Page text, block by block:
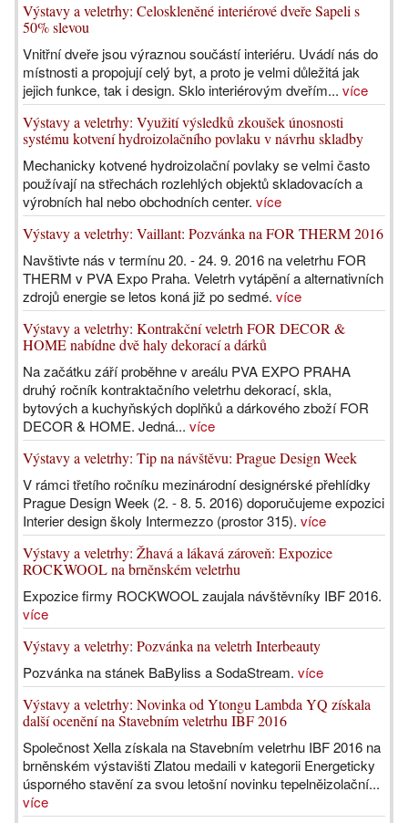
Výstavy a veletrhy: Celoskleněné interiérové dveře Sapeli s
50% slevou
Vnitřní dveře jsou výraznou součástí interiéru. Uvádí nás do
místnosti a propojují celý byt, a proto je velmi důležitá jak
jejich funkce, tak i design. Sklo interiérovým dveřím... více
Výstavy a veletrhy: Využití výsledků zkoušek únosnosti
systému kotvení hydroizolačního povlaku v návrhu skladby
Mechanicky kotvené hydroizolační povlaky se velmi často
používají na střechách rozlehlých objektů skladovacích a
výrobních hal nebo obchodních center. více
Výstavy a veletrhy: Vaillant: Pozvánka na FOR THERM 2016
Navštivte nás v termínu 20. - 24. 9. 2016 na veletrhu FOR
THERM v PVA Expo Praha. Veletrh vytápění a alternativních
zdrojů energie se letos koná již po sedmé. více
Výstavy a veletrhy: Kontrakční veletrh FOR DECOR &
HOME nabídne dvě haly dekorací a dárků
Na začátku září proběhne v areálu PVA EXPO PRAHA
druhý ročník kontraktačního veletrhu dekorací, skla,
bytových a kuchyňských doplňků a dárkového zboží FOR
DECOR & HOME. Jedná... více
Výstavy a veletrhy: Tip na návštěvu: Prague Design Week
V rámci třetího ročníku mezinárodní designérské přehlídky
Prague Design Week (2. - 8. 5. 2016) doporučujeme expozici
Interier design školy Intermezzo (prostor 315). více
Výstavy a veletrhy: Žhavá a lákavá zároveň: Expozice
ROCKWOOL na brněnském veletrhu
Expozice firmy ROCKWOOL zaujala návštěvníky IBF 2016.
více
Výstavy a veletrhy: Pozvánka na veletrh Interbeauty
Pozvánka na stánek BaByliss a SodaStream. více
Výstavy a veletrhy: Novinka od Ytongu Lambda YQ získala
další ocenění na Stavebním veletrhu IBF 2016
Společnost Xella získala na Stavebním veletrhu IBF 2016 na
brněnském výstavišti Zlatou medaili v kategorii Energeticky
úsporného stavění za svou letošní novinku tepelněizolační...
více